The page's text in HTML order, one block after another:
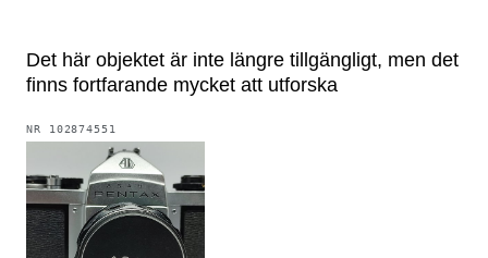
Det här objektet är inte längre tillgängligt, men det
finns fortfarande mycket att utforska
NR 102874551